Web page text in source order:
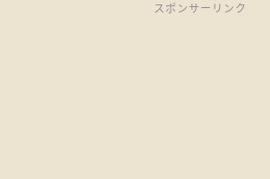
スポンサーリンク